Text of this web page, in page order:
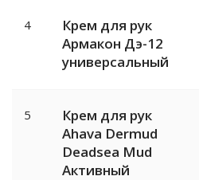
4
Крем для рук
Армакон Дэ-12
универсальный
5
Крем для рук
Ahava Dermud
Deadsea Mud
Активный